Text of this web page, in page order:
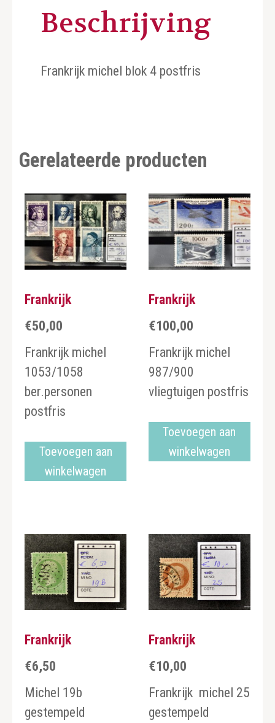
Beschrijving
Frankrijk michel blok 4 postfris
Gerelateerde producten
Frankrijk
€50,00
Frankrijk michel
1053/1058
ber.personen
postfris
Toevoegen aan
winkelwagen
Frankrijk
€100,00
Frankrijk michel
987/900
vliegtuigen postfris
Toevoegen aan
winkelwagen
Frankrijk
€6,50
Michel 19b
gestempeld
Frankrijk
€10,00
Frankrijk michel 25
gestempeld